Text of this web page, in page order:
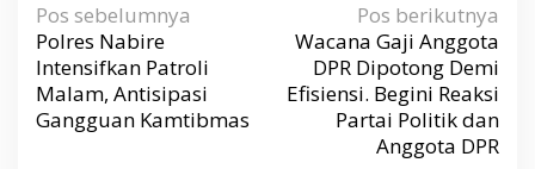
N
a
v
i
g
a
s
i
p
o
Pos sebelumnya
Polres Nabire
Intensifkan Patroli
Malam, Antisipasi
Gangguan Kamtibmas
Pos berikutnya
Wacana Gaji Anggota
DPR Dipotong Demi
Efisiensi. Begini Reaksi
Partai Politik dan
Anggota DPR